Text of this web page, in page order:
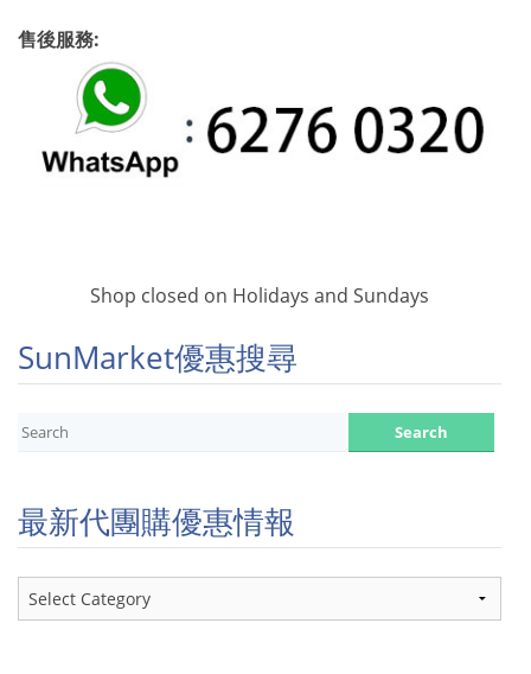
售後服務:
Shop closed on Holidays and Sundays
SunMarket優惠搜尋
最新代團購優惠情報
最
新